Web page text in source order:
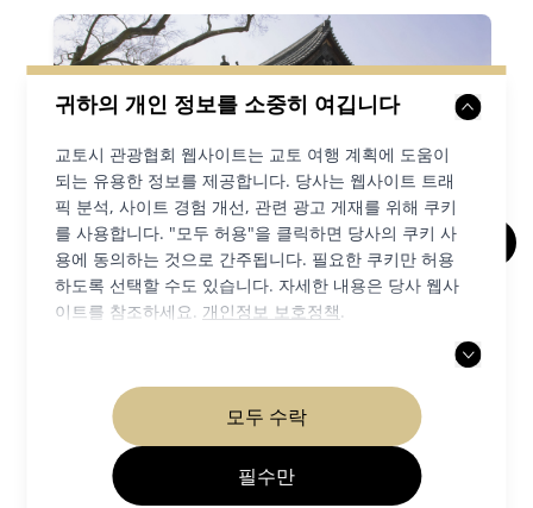
귀하의 개인 정보를 소중히 여깁니다
교토시 관광협회 웹사이트는 교토 여행 계획에 도움이
되는 유용한 정보를 제공합니다. 당사는 웹사이트 트래
픽 분석, 사이트 경험 개선, 관련 광고 게재를 위해 쿠키
를 사용합니다. "모두 허용"을 클릭하면 당사의 쿠키 사
용에 동의하는 것으로 간주됩니다. 필요한 쿠키만 허용
하도록 선택할 수도 있습니다. 자세한 내용은 당사 웹사
이트를 참조하세요. 개인정보 보호정책.
모두 수락
필수만
산주산겐도
사찰 신사 교토역 주변
세부